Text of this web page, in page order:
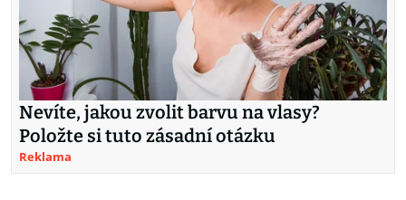
Nevíte, jakou zvolit barvu na vlasy?
Položte si tuto zásadní otázku
Reklama